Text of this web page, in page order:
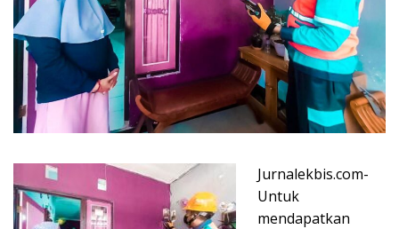
Jurnalekbis.com-
Untuk
mendapatkan